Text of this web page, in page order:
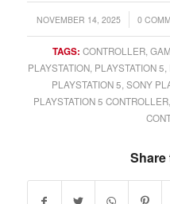
NOVEMBER 14, 2025
/ 0 /
TAGS: CONTROLLER ,
PLAYSTATION PLAYSTATION 5
PLAYSTATION 5 ,SONY
PLAYSTATION 5 CONTROLLER,